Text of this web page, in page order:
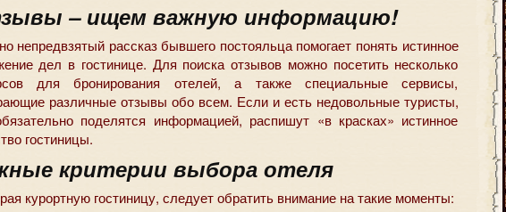
– ищем важную информацию!
непредвзятый рассказ бывшего постояльца помогает понять истинное
дел в гостинице. Для поиска отзывов можно посетить несколько
для бронирования отелей, а также специальные сервисы,
различные отзывы обо всем. Если и есть недовольные туристы,
поделятся информацией, распишут «в красках» истинное
гостиницы.
критерии выбора отеля
курортную гостиницу, следует обратить внимание на такие моменты: